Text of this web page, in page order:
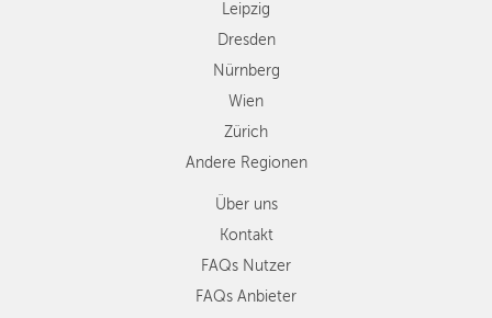
Leipzig
Dresden
Nürnberg
Wien
Zürich
Andere Regionen
Über uns
Kontakt
FAQs Nutzer
FAQs Anbieter